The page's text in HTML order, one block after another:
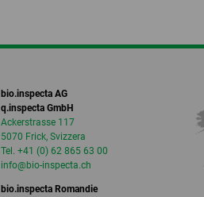
bio.inspecta AG
q.inspecta GmbH
Ackerstrasse 117
5070 Frick, Svizzera
Tel. +41 (0) 62 865 63 00
info@bio-inspecta.ch
bio.inspecta Romandie